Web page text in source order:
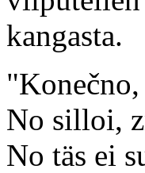
kangasta.
No silloi,
No täs ei